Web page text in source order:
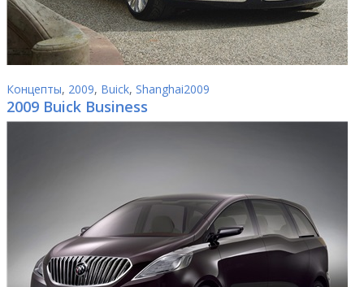
Концепты, 2009, Buick, Shanghai2009
2009 Buick Business